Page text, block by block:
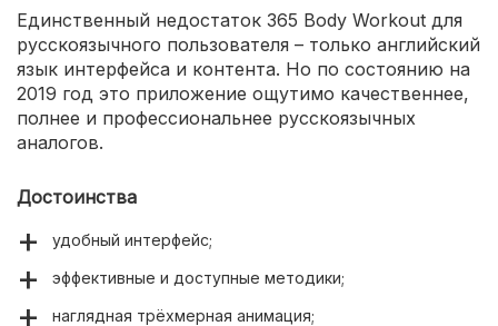
Единственный недостаток 365 Body Workout для
русскоязычного пользователя – только английский
язык интерфейса и контента. Но по состоянию на
2019 год это приложение ощутимо качественнее,
полнее и профессиональнее русскоязычных
аналогов.
Достоинства
удобный интерфейс;
эффективные и доступные методики;
наглядная трёхмерная анимация;